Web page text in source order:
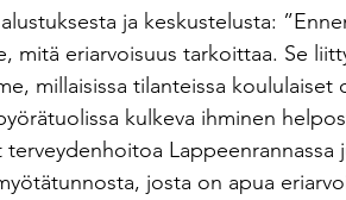
ja keskustelusta:
mitä eriarvoisuus tarkoittaa. Se
millaisissa tilanteissa koululaiset
kulkeva ihminen
terveydenhoitoa Lappeenrannassa
josta on apua